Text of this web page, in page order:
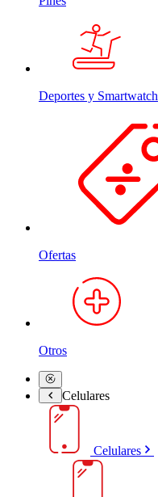
Deportes y Smartwatch
Ofertas
Otros
Celulares
Celulares